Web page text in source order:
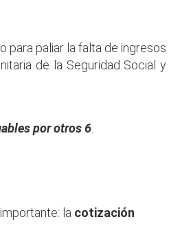
para paliar la falta de ingresos
de la Seguridad Social y
por otros 6
la cotización